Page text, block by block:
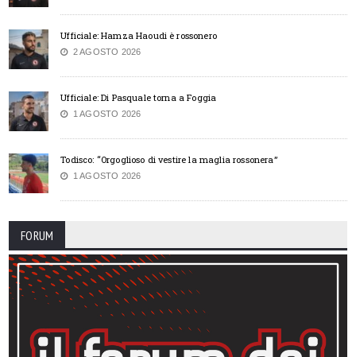
Ufficiale: Hamza Haoudi è rossonero
2 AGOSTO 2026
Ufficiale: Di Pasquale torna a Foggia
1 AGOSTO 2026
Todisco: “Orgoglioso di vestire la maglia rossonera”
1 AGOSTO 2026
FORUM